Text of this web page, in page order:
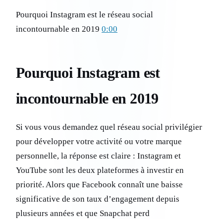
Pourquoi Instagram est le réseau social
incontournable en 2019 0:00
Pourquoi Instagram est
incontournable en 2019
Si vous vous demandez quel réseau social privilégier
pour développer votre activité ou votre marque
personnelle, la réponse est claire : Instagram et
YouTube sont les deux plateformes à investir en
priorité. Alors que Facebook connaît une baisse
significative de son taux d’engagement depuis
plusieurs années et que Snapchat perd